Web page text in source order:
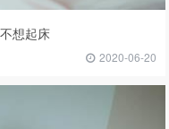
想起床
2020-06-20